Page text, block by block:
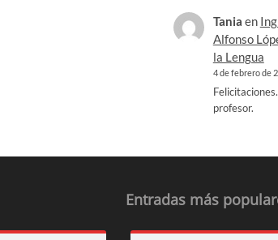
Tania en
Alfonso
la Lengua
4 de febrero de
profesor.
Entradas más